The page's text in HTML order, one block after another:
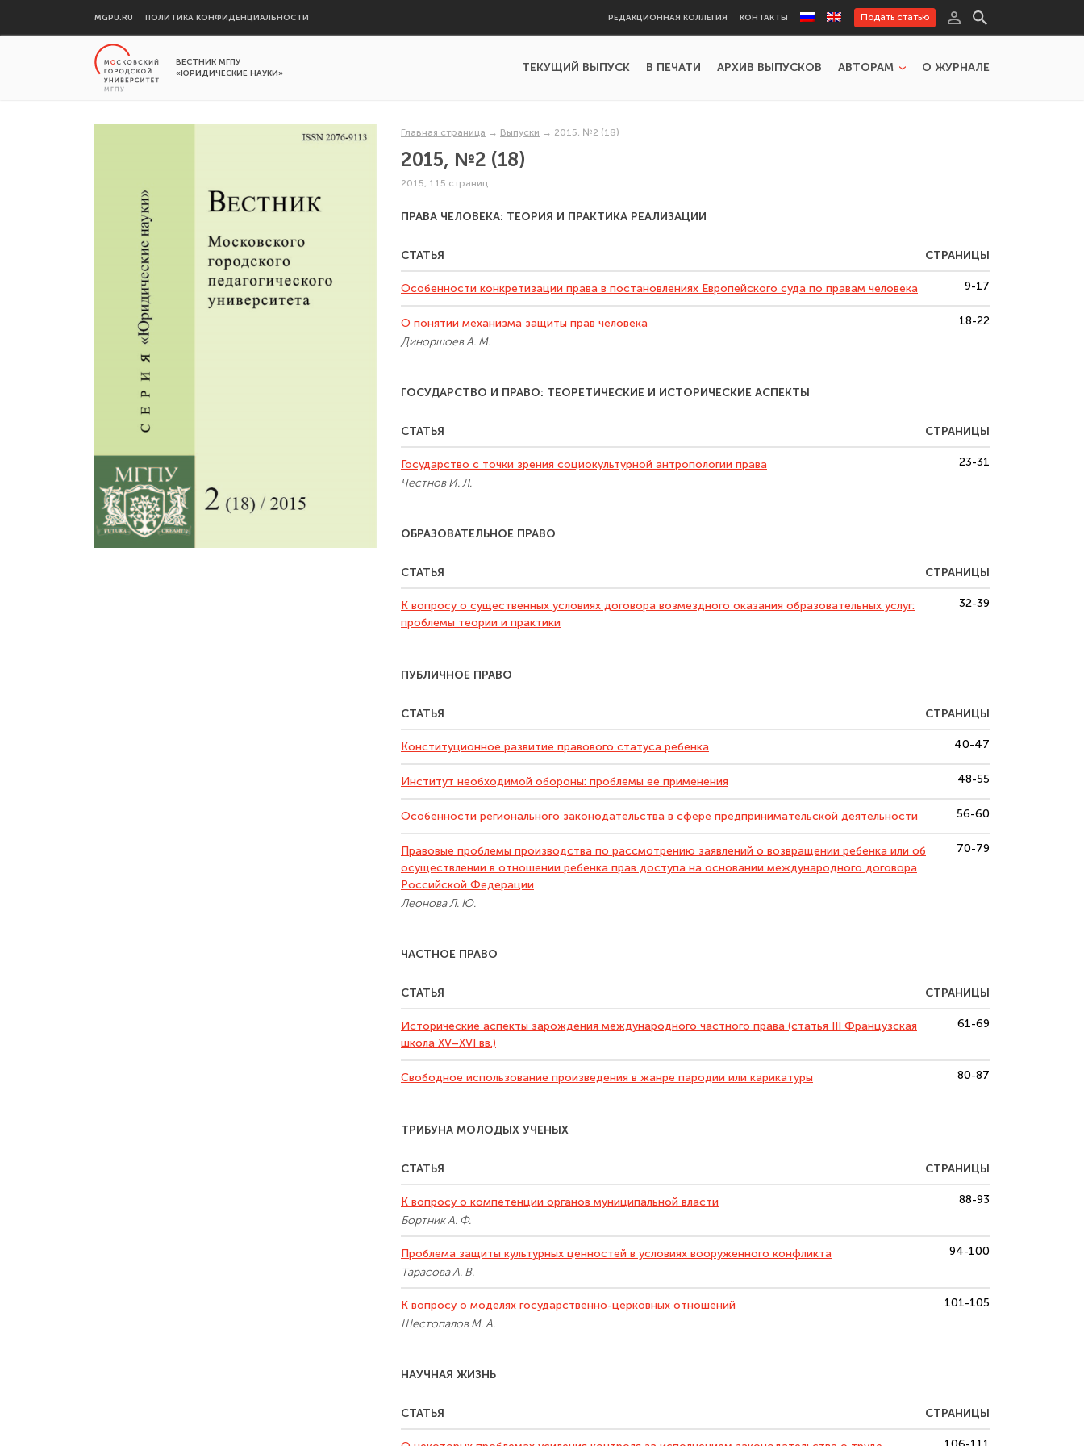
MGPU.RU ПОЛИТИКА КОНФИДЕНЦИАЛЬНОСТИ РЕДАКЦИОННАЯ КОЛЛЕГИЯ КОНТАКТЫ Подать статью
ВЕСТНИК МГПУ
«ЮРИДИЧЕСКИЕ НАУКИ»
ТЕКУЩИЙ ВЫПУСК В ПЕЧАТИ АРХИВ ВЫПУСКОВ АВТОРАМ О ЖУРНАЛЕ
Главная страница → Выпуски → 2015, №2 (18)
2015, №2 (18)
2015, 115 страниц
ПРАВА ЧЕЛОВЕКА: ТЕОРИЯ И ПРАКТИКА РЕАЛИЗАЦИИ
СТАТЬЯ СТРАНИЦЫ
Особенности конкретизации права в постановлениях Европейского суда по правам человека 9-17
О понятии механизма защиты прав человека
Диноршоев А. М.
18-22
ГОСУДАРСТВО И ПРАВО: ТЕОРЕТИЧЕСКИЕ И ИСТОРИЧЕСКИЕ АСПЕКТЫ
СТАТЬЯ СТРАНИЦЫ
Государство с точки зрения социокультурной антропологии права
Честнов И. Л.
23-31
ОБРАЗОВАТЕЛЬНОЕ ПРАВО
СТАТЬЯ СТРАНИЦЫ
К вопросу о существенных условиях договора возмездного оказания образовательных услуг:
проблемы теории и практики
32-39
ПУБЛИЧНОЕ ПРАВО
СТАТЬЯ СТРАНИЦЫ
Конституционное развитие правового статуса ребенка 40-47
Институт необходимой обороны: проблемы ее применения 48-55
Особенности регионального законодательства в сфере предпринимательской деятельности 56-60
Правовые проблемы производства по рассмотрению заявлений о возвращении ребенка или об
осуществлении в отношении ребенка прав доступа на основании международного договора
Российской Федерации
Леонова Л. Ю.
70-79
ЧАСТНОЕ ПРАВО
СТАТЬЯ СТРАНИЦЫ
Исторические аспекты зарождения международного частного права (статья III Французская
школа XV–XVI вв.)
61-69
Свободное использование произведения в жанре пародии или карикатуры 80-87
ТРИБУНА МОЛОДЫХ УЧЕНЫХ
СТАТЬЯ СТРАНИЦЫ
К вопросу о компетенции органов муниципальной власти
Бортник А. Ф.
88-93
Проблема защиты культурных ценностей в условиях вооруженного конфликта
Тарасова А. В.
94-100
К вопросу о моделях государственно-церковных отношений
Шестопалов М. А.
101-105
НАУЧНАЯ ЖИЗНЬ
СТАТЬЯ СТРАНИЦЫ